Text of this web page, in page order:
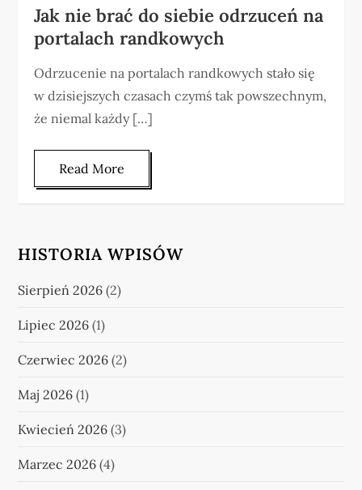
Jak nie brać do siebie odrzuceń na
portalach randkowych
Odrzucenie na portalach randkowych stało się
w dzisiejszych czasach czymś tak powszechnym,
że niemal każdy […]
Read More
HISTORIA WPISÓW
Sierpień 2026 (2)
Lipiec 2026 (1)
Czerwiec 2026 (2)
Maj 2026 (1)
Kwiecień 2026 (3)
Marzec 2026 (4)